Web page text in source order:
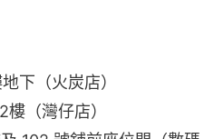
下（火炭店）
（灣仔店）